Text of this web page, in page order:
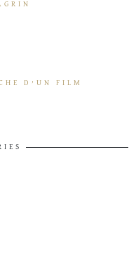
D’UN FILM